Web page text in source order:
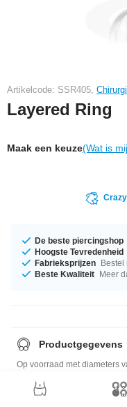
Artikelcode: SSR405,
Layered Ring
Maak een keuze(Wat is
De beste piercingshop
Hoogste Tevredenheid
Fabrieksprijzen Bestel
Beste Kwaliteit Meer
Productgegevens
Op voorraad met diameters